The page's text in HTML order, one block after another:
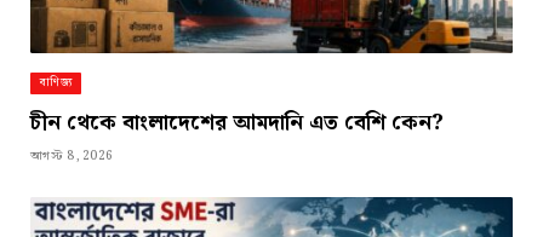
বাণিজ্য
চীন থেকে বাংলাদেশের আমদানি এত বেশি কেন?
আগস্ট 8, 2026